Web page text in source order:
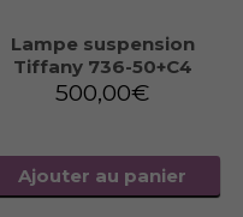
Lampe suspension
Tiffany 736-50+C4
500,00€
Ajouter au panier